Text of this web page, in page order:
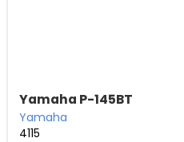
Yamaha P-145BT
Yamaha
4115